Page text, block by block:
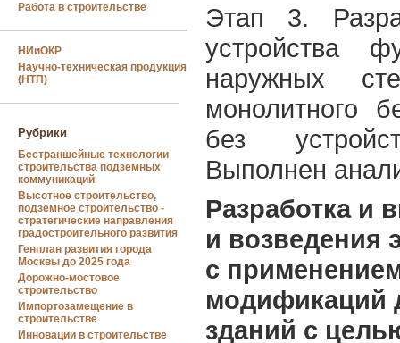
Работа в строительстве
НИиОКР
Научно-техническая продукция
(НТП)
Рубрики
Бестраншейные технологии
строительства подземных
коммуникаций
Высотное строительство,
подземное строительство -
стратегические направления
градостроительного развития
Генплан развития города
Москвы до 2025 года
Дорожно-мостовое
строительство
Импортозамещение в
строительстве
Инновации в строительстве
Этап 3.
устройства
наружных
монолитного
без
Выполнен
Разработка и
и возведения
с
модификаций
зданий с